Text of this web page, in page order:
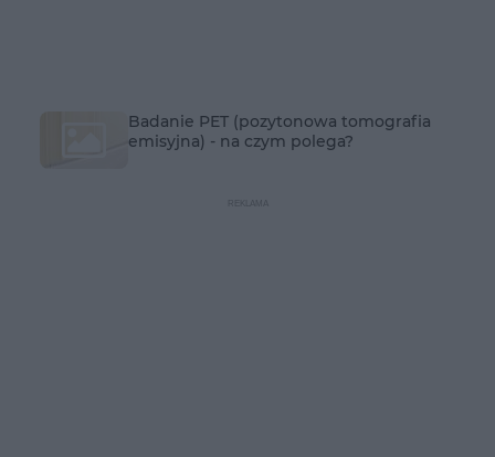
Badanie PET (pozytonowa tomografia
emisyjna) - na czym polega?